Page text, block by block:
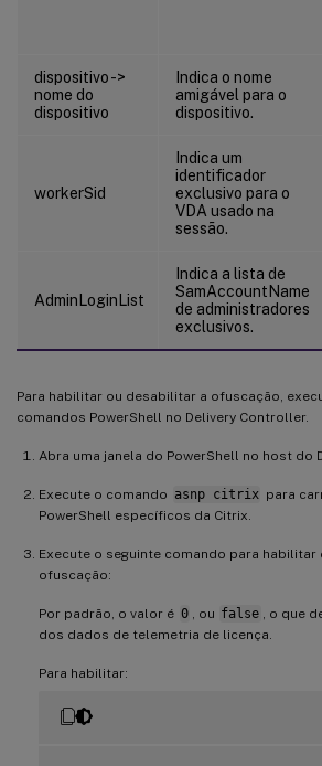
dispositivo ->
nome do
dispositivo
Indica o nome
amigável para o
dispositivo.
workerSid
Indica um
identificador
exclusivo para o
VDA usado na
sessão.
AdminLoginList
Indica a lista de
SamAccountName
de administradores
exclusivos.
Para habilitar ou desabilitar a ofuscação,
comandos PowerShell no Delivery Controller.
Abra uma janela do PowerShell no host do
Execute o comando asnp citrix para
PowerShell específicos da Citrix.
Execute o seguinte comando para habilitar
ofuscação:
Por padrão, o valor é 0 , ou false
, o que
dos dados de telemetria de licença.
Para habilitar: